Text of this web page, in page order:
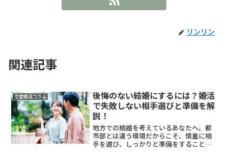
リンリン
関連記事
恋愛婚活コラム
後悔のない結婚にするには？婚活
で失敗しない相手選びと準備を解
説！
地方での結婚を考えているあなたへ。都
市部とは違う環境だからこそ、慎重に相
手を選び、しっかりと準備をすることが